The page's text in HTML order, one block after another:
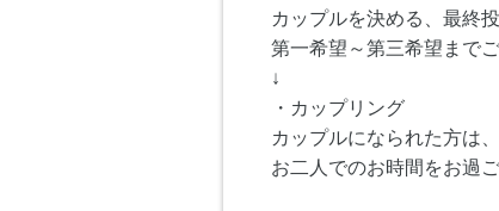
カップルを決める、最終
第一希望～第三希望まで
↓
・カップリング
カップルになられた方は
お二人でのお時間をお過